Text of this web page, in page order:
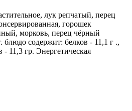
лук репчатый, перец
горошек
морковь, перец чёрный
блюдо содержит: белков - 11,1 г .,
- 11,3 гр. Энергетическая